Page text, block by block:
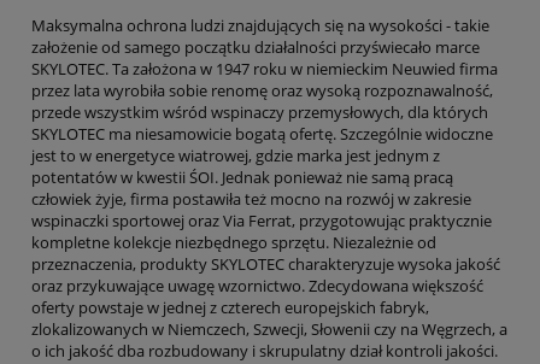
Maksymalna ochrona ludzi znajdujących się na wysokości - takie
założenie od samego początku działalności przyświecało marce
SKYLOTEC. Ta założona w 1947 roku w niemieckim Neuwied firma
przez lata wyrobiła sobie renomę oraz wysoką rozpoznawalność,
przede wszystkim wśród wspinaczy przemysłowych, dla których
SKYLOTEC ma niesamowicie bogatą ofertę. Szczególnie widoczne
jest to w energetyce wiatrowej, gdzie marka jest jednym z
potentatów w kwestii ŚOI. Jednak ponieważ nie samą pracą
człowiek żyje, firma postawiła też mocno na rozwój w zakresie
wspinaczki sportowej oraz Via Ferrat, przygotowując praktycznie
kompletne kolekcje niezbędnego sprzętu. Niezależnie od
przeznaczenia, produkty SKYLOTEC charakteryzuje wysoka jakość
oraz przykuwające uwagę wzornictwo. Zdecydowana większość
oferty powstaje w jednej z czterech europejskich fabryk,
zlokalizowanych w Niemczech, Szwecji, Słowenii czy na Węgrzech, a
o ich jakość dba rozbudowany i skrupulatny dział kontroli jakości.